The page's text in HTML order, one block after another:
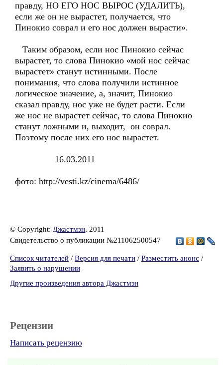
правду, НО ЕГО НОС ВЫРОС (УДАЛИТЬ),
если же он не вырастет, получается, что
Пинокио соврал и его нос должен вырасти».
Таким образом, если нос Пинокио сейчас
вырастет, то слова Пинокио «мой нос сейчас
вырастет» станут истинными. После
понимания, что слова получили истинное
логическое значение, а, значит, Пинокио
сказал правду, нос уже не будет расти. Если
же нос не вырастет сейчас, то слова Пинокио
станут ложными и, выходит, он соврал.
Поэтому после них его нос вырастет.
16.03.2011
фото: http://vesti.kz/cinema/6486/
© Copyright: Джастмэн, 2011
Свидетельство о публикации №211062500547
Список читателей / Версия для печати / Разместить анонс /
Заявить о нарушении
Другие произведения автора Джастмэн
Рецензии
Написать рецензию